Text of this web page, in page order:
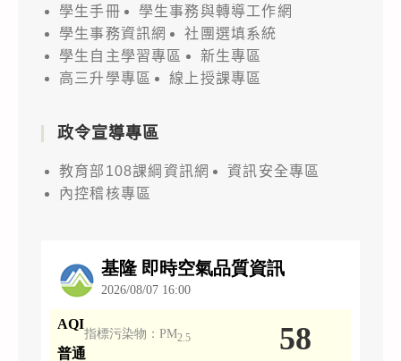
學生手冊
學生事務與轉導工作網
學生事務資訊網
社團選填系統
學生自主學習專區
新生專區
高三升學專區
線上授課專區
政令宣導專區
教育部108課綱資訊網
資訊安全專區
內控稽核專區